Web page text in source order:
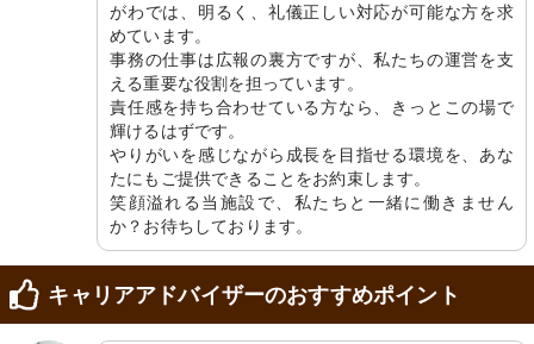
手すり沿いに広がる廊下は、清潔で明
るい雰囲気です。安心してお過ごしい
ただける空間作りを心がけています。
ホール
ゆとりあるスペースでの機能訓練が可
能です。利用者の快適さを考えた明る
く清潔な設計が魅力です。
がわでは、明るく、礼儀正しい対応が可能な方を求
めています。
事務の仕事は広報の裏方ですが、私たちの運営を支
える重要な役割を担っています。
責任感を持ち合わせている方なら、きっとこの場で
輝けるはずです。
やりがいを感じながら成長を目指せる環境を、あな
たにもご提供できることをお約束します。
笑顔溢れる当施設で、私たちと一緒に働きません
か？お待ちしております。
キャリアアドバイザーのおすすめポイント